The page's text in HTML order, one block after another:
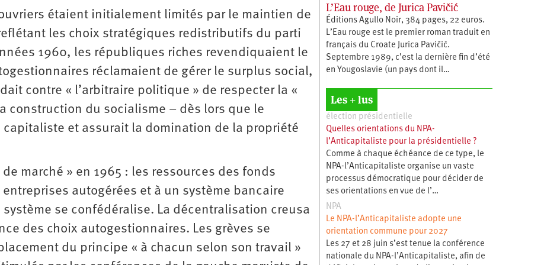
étaient initialement limités par le maintien de
les choix stratégiques redistributifs du parti
1960, les républiques riches revendiquaient le
réclamaient de gérer le surplus social,
contre « l’arbitraire politique » de respecter la «
construction du socialisme – dès lors que le
et assurait la domination de la propriété
marché » en 1965 : les ressources des fonds
autogérées et à un système bancaire
se confédéralise. La décentralisation creusa
des choix autogestionnaires. Les grèves se
du principe « à chacun selon son travail »
L’Eau rouge, de Jurica Pavičić
Éditions Agullo Noir, 384 pages, 22 euros.
L’Eau rouge est le premier roman traduit en
français du Croate Jurica Pavičić.
Septembre 1989, c’est la dernière fin d’été
en Yougoslavie (un pays dont il…
Les + lus
élection présidentielle
Quelles orientations du NPA-
l’Anticapitaliste pour la présidentielle ?
Comme à chaque échéance de ce type, le
NPA-l’Anticapitaliste organise un vaste
processus démocratique pour décider de
ses orientations en vue de l’…
NPA
Le NPA-l’Anticapitaliste adopte une
orientation commune pour 2027
Les 27 et 28 juin s’est tenue la conférence
nationale du NPA-l’Anticapitaliste, afin de